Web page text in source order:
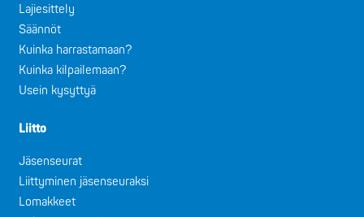
Lajiesittely
Säännöt
Kuinka harrastamaan?
Kuinka kilpailemaan?
Usein kysyttyä
Liitto
Jäsenseurat
Liittyminen jäsenseuraksi
Lomakkeet